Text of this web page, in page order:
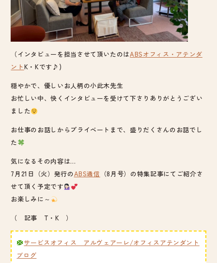
（インタビューを担当させて頂いたのはABSオフィス・アテンダ
ントK・Kです♪)
穏やかで、優しいお人柄の小此木先生
お忙しい中、快くインタビューを受けて下さりありがとうござい
ました
お仕事のお話しからプライベートまで、盛りだくさんのお話でし
た
気になるその内容は…
7月21日（火）発行のABS通信 （8月号）の特集記事にてご紹介さ
せて頂く予定です
お楽しみに～
（ 記事 T・K ）
サービスオフィス アルヴェアーレ/オフィスアテンダント
ブログ